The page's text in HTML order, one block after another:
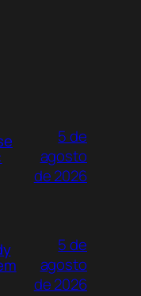
5 de
agosto
de 2026
5 de
agosto
de 2026